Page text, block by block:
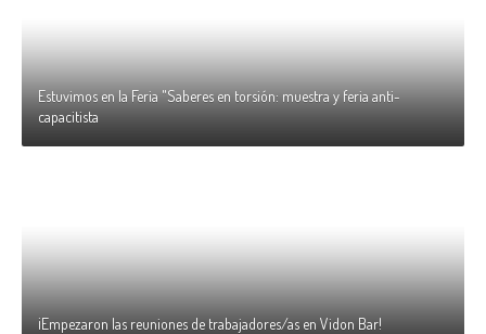
Estuvimos en la Feria "Saberes en torsión: muestra y feria anti-
capacitista
¡Empezaron las reuniones de trabajadores/as en Vidon Bar!